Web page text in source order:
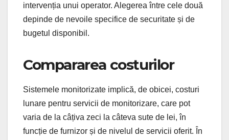
intervenția unui operator. Alegerea între cele două
depinde de nevoile specifice de securitate și de
bugetul disponibil.
Compararea costurilor
Sistemele monitorizate implică, de obicei, costuri
lunare pentru servicii de monitorizare, care pot
varia de la câțiva zeci la câteva sute de lei, în
funcție de furnizor și de nivelul de servicii oferit. În